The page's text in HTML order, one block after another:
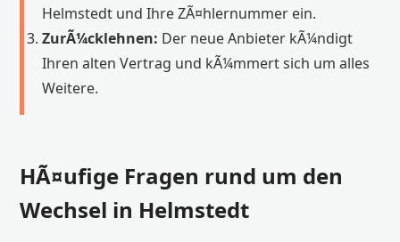
Helmstedt und Ihre ZÃ¤hlernummer ein.
ZurÃ¼cklehnen: Der neue Anbieter kÃ¼ndigt
Ihren alten Vertrag und kÃ¼mmert sich um alles
Weitere.
HÃ¤ufige Fragen rund um den
Wechsel in Helmstedt